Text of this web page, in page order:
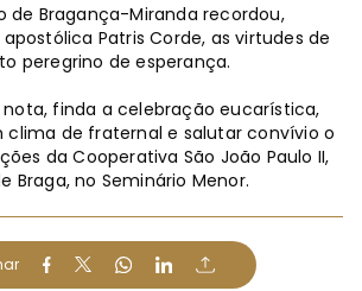
de Bragança-Miranda recordou,
Patris Corde, as virtudes de
peregrino de esperança.
finda a celebração eucarística,
de fraternal e salutar convívio o
da Cooperativa São João Paulo II,
Braga, no Seminário Menor.